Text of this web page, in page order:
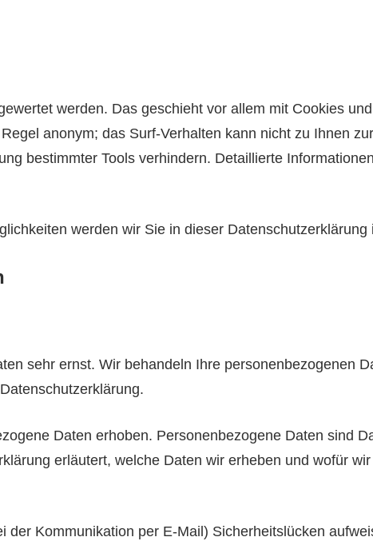
werden. Das geschieht vor allem mit Cookies
anonym; das Surf-Verhalten kann nicht zu Ihnen
bestimmter Tools verhindern. Detaillierte
werden wir Sie in dieser Datenschutzerklärung
sehr ernst. Wir behandeln Ihre personenbezogenen
Daten erhoben. Personenbezogene Daten sind
erläutert, welche Daten wir erheben und wofür
Kommunikation per E-Mail) Sicherheitslücken